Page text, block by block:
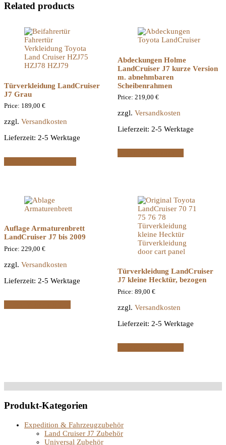
Related products
Türverkleidung LandCruiser
J7 Grau
Price: 189,00 €
zzgl. Versandkosten
Lieferzeit: 2-5 Werktage
Abdeckungen Holme
LandCruiser J7 kurze Version
m. abnehmbaren
Scheibenrahmen
Price: 219,00 €
zzgl. Versandkosten
Lieferzeit: 2-5 Werktage
Auflage Armaturenbrett
LandCruiser J7 bis 2009
Price: 229,00 €
zzgl. Versandkosten
Lieferzeit: 2-5 Werktage
Türverkleidung LandCruiser
J7 kleine Hecktür, bezogen
Price: 89,00 €
zzgl. Versandkosten
Lieferzeit: 2-5 Werktage
Produkt-Kategorien
Expedition & Fahrzeugzubehör
Land Cruiser J7 Zubehör
Universal Zubehör